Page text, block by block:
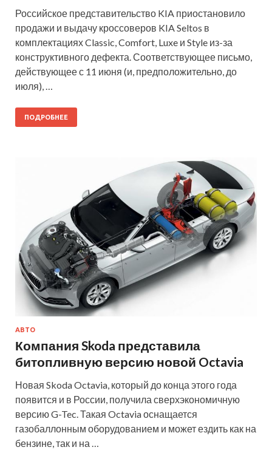
Российское представительство KIA приостановило
продажи и выдачу кроссоверов KIA Seltos в
комплектациях Classic, Comfort, Luxe и Style из-за
конструктивного дефекта. Соответствующее письмо,
действующее с 11 июня (и, предположительно, до
июля), …
ПОДРОБНЕЕ
АВТО
Компания Skoda представила
битопливную версию новой Octavia
Новая Skoda Octavia, который до конца этого года
появится и в России, получила сверхэкономичную
версию G-Tec. Такая Octavia оснащается
газобаллонным оборудованием и может ездить как на
бензине, так и на …